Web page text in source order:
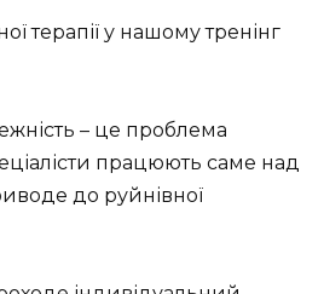
терапії у нашому тренінг
– це проблема
працюють саме над
до руйнівної